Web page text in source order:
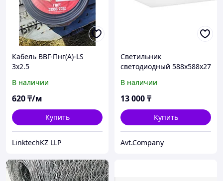
Кабель ВВГ-Пнг(А)-LS
3х2.5
В наличии
620₸/м
Купить
LinktechKZ LLP
Светильник
светодиодный 588х588х27
ГРИЛЬЯТО SPO-14-40-4K-
WH белый IP40 ЭРА
В наличии
13 000₸
Купить
Avt.Company